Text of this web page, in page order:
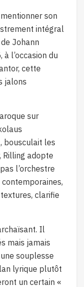
son
intégral
Johann
l’occasion du
cette
jalons
sur
bousculait les
Rilling adopte
l’orchestre
clarifie
Il
mais jamais
souplesse
lyrique plutôt
un certain «